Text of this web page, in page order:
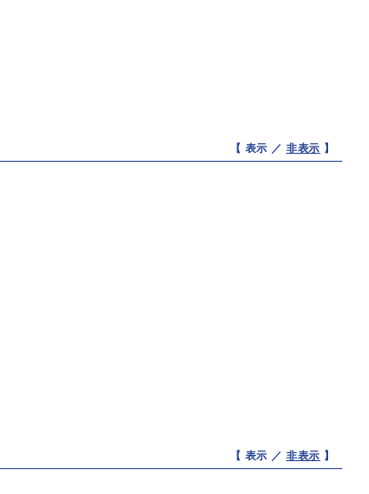
【 表示 ／ 非表示 】
【 表示 ／ 非表示 】